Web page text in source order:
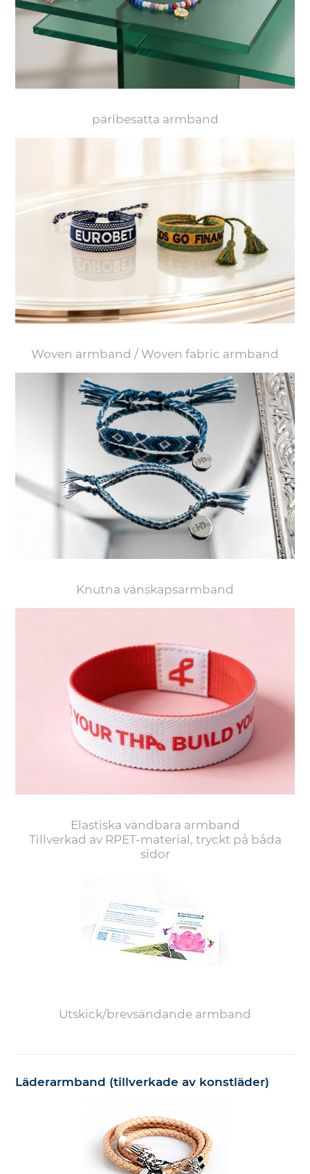
pärlbesatta armband
Woven armband / Woven fabric armband
Knutna vänskapsarmband
Elastiska vändbara armband
Tillverkad av RPET-material, tryckt på båda
sidor
Utskick/brevsändande armband
Läderarmband (tillverkade av konstläder)